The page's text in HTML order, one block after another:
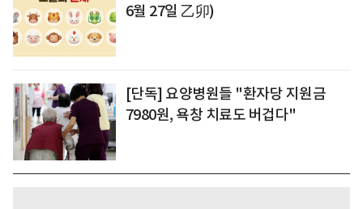
6월 27일 乙卯)
[단독] 요양병원들 "환자당 지원금
7980원, 욕창 치료도 버겁다"